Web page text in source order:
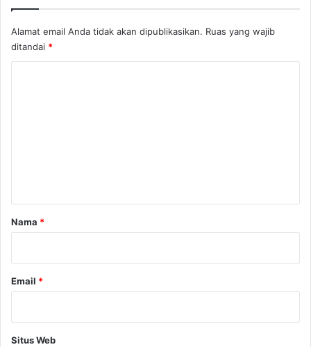
h
Alamat email Anda tidak akan dipublikasikan. Ruas yang wajib
ditandai *
r
Nama *
Email *
Situs Web